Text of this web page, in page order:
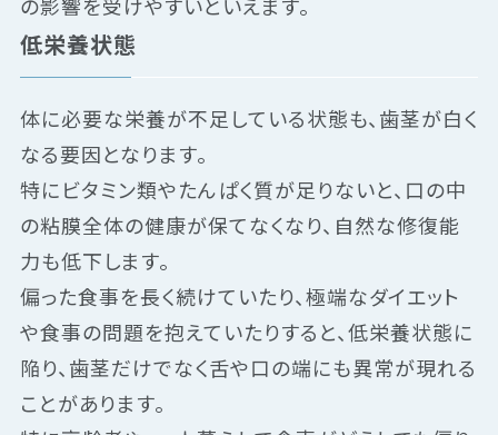
低栄養状態
体に必要な栄養が不足している状態も、歯茎が白く
なる要因となります。
特にビタミン類やたんぱく質が足りないと、口の中
の粘膜全体の健康が保てなくなり、自然な修復能
力も低下します。
偏った食事を長く続けていたり、極端なダイエット
や食事の問題を抱えていたりすると、低栄養状態に
陥り、歯茎だけでなく舌や口の端にも異常が現れる
ことがあります。